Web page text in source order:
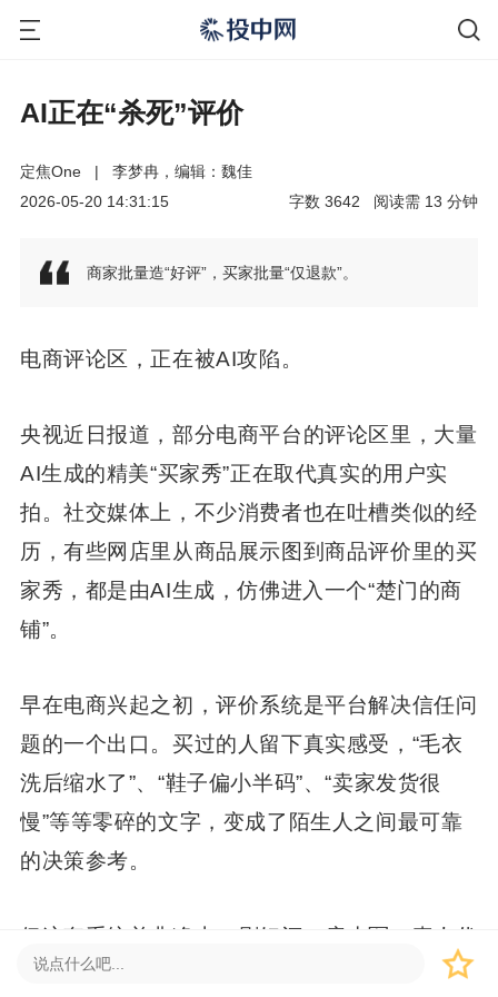
AI正在“杀死”评价
定焦One |
李梦冉，编辑：魏佳
2026-05-20 14:31:15
分钟
13
阅读需
3642
字数
商家批量造“好评”，买家批量“仅退款”。
电商评论区，正在被AI攻陷。
央视近日报道，部分电商平台的评论区里，大量
AI生成的精美“买家秀”正在取代真实的用户实
拍。社交媒体上，不少消费者也在吐槽类似的经
历，有些网店里从商品展示图到商品评价里的买
家秀，都是由AI生成，仿佛进入一个“楚门的商
铺”。
早在电商兴起之初，评价系统是平台解决信任问
题的一个出口。买过的人留下真实感受，“毛衣
洗后缩水了”、“鞋子偏小半码”、“卖家发货很
慢”等等零碎的文字，变成了陌生人之间最可靠
的决策参考。
但这套系统并非净土，刷好评、雇水军、真人代
写买家秀等手段早已让评论区的含金量大打折